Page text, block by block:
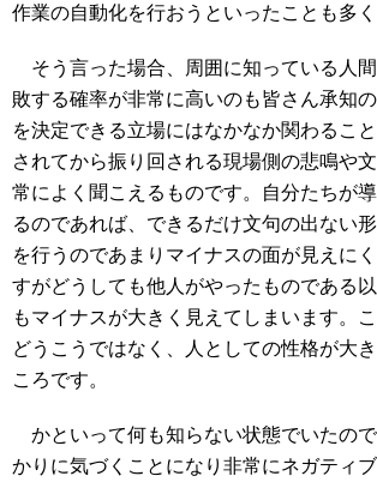
作業の自動化を行おうといったことも多く
そう言った場合、周囲に知っている人
敗する確率が非常に高いのも皆さん承知
を決定できる立場にはなかなか関わるこ
されてから振り回される現場側の悲鳴や
常によく聞こえるものです。自分たちが
るのであれば、できるだけ文句の出ない
を行うのであまりマイナスの面が見えに
すがどうしても他人がやったものである
もマイナスが大きく見えてしまいます。
どうこうではなく、人としての性格が大
ころです。
かといって何も知らない状態でいたの
かりに気づくことになり非常にネガティ